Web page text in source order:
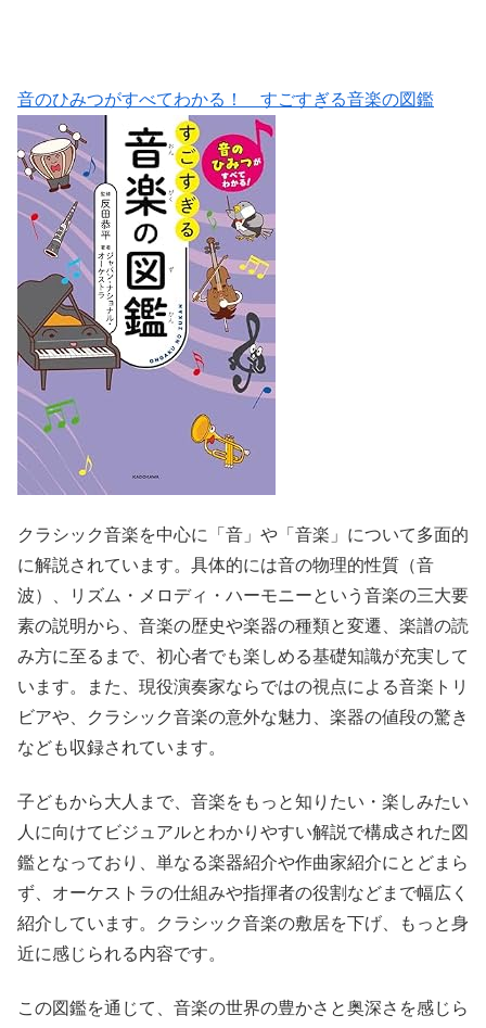
音のひみつがすべてわかる！ すごすぎる音楽の図鑑
クラシック音楽を中心に「音」や「音楽」について多面的
に解説されています。具体的には音の物理的性質（音
波）、リズム・メロディ・ハーモニーという音楽の三大要
素の説明から、音楽の歴史や楽器の種類と変遷、楽譜の読
み方に至るまで、初心者でも楽しめる基礎知識が充実して
います。また、現役演奏家ならではの視点による音楽トリ
ビアや、クラシック音楽の意外な魅力、楽器の値段の驚き
なども収録されています。
子どもから大人まで、音楽をもっと知りたい・楽しみたい
人に向けてビジュアルとわかりやすい解説で構成された図
鑑となっており、単なる楽器紹介や作曲家紹介にとどまら
ず、オーケストラの仕組みや指揮者の役割などまで幅広く
紹介しています。クラシック音楽の敷居を下げ、もっと身
近に感じられる内容です。
この図鑑を通じて、音楽の世界の豊かさと奥深さを感じら